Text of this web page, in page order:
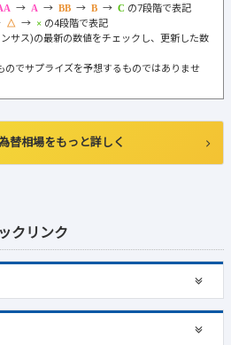
クリンク
→ → → →
の7段階で表記
→
の4段階で表記
サス)の最新の数値をチェックし、更新した数
でサプライズを予想するものではありませ
替相場をもっと詳しく